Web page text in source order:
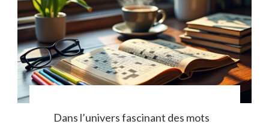
Dans l’univers fascinant des mots